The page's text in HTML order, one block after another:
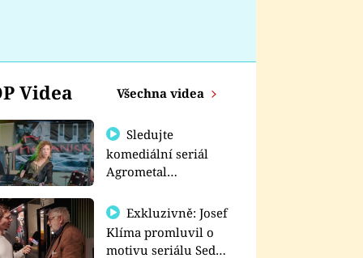
Videa Všechna videa
Sledujte
komediální seriál
Agrometal
prima+
Exkluzivně: Josef
Klíma promluvil o
motivu seriálu Sedm